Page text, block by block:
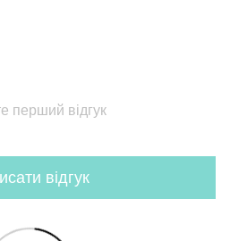
перший відгук
відгук